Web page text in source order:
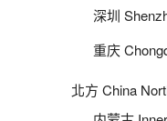
深圳
重庆
北方 China